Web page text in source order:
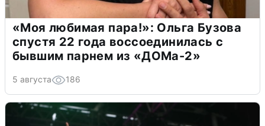
«Моя любимая пара!»: Ольга Бузова
спустя 22 года воссоединилась с
бывшим парнем из «ДОМа-2»
5 августа 186